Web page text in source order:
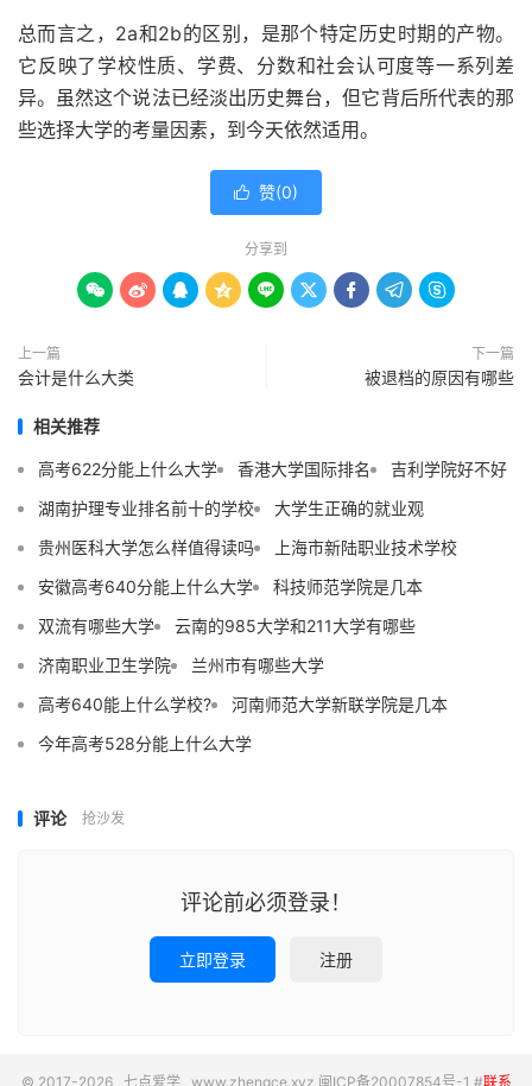
总而言之，2a和2b的区别，是那个特定历史时期的产物。
它反映了学校性质、学费、分数和社会认可度等一系列差
异。虽然这个说法已经淡出历史舞台，但它背后所代表的那
些选择大学的考量因素，到今天依然适用。
 赞(0)
分享到
        
上一篇
会计是什么大类
下一篇
被退档的原因有哪些
相关推荐
高考622分能上什么大学 香港大学国际排名
吉利学院好不好
湖南护理专业排名前十的学校
大学生正确的就业观
贵州医科大学怎么样值得读吗
上海市新陆职业技术学校
安徽高考640分能上什么大学
科技师范学院是几本
双流有哪些大学
云南的985大学和211大学有哪些
济南职业卫生学院
兰州市有哪些大学
高考640能上什么学校?
河南师范大学新联学院是几本
今年高考528分能上什么大学
评论 抢沙发
评论前必须登录！
立即登录 注册
© 2017-2026 七点爱学www.zhengce.xyz 闽ICP备20007854号-1 #联系